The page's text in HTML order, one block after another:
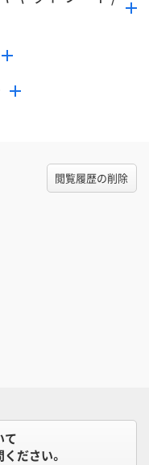
閲覧履歴の削除
て
ださい。